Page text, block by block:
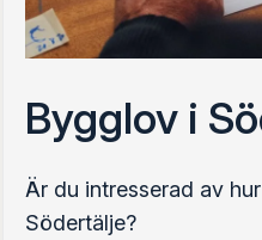
Bygglov i
Är du intresserad av
Södertälje?